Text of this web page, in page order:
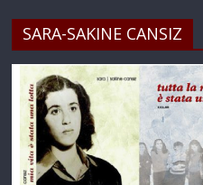
SARA-SAKINE CANSIZ